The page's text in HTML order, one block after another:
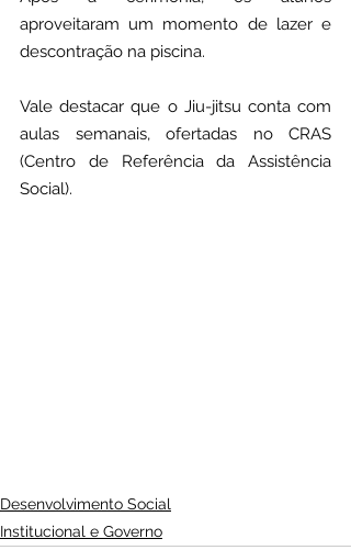
aproveitaram um momento de lazer e
descontração na piscina.
Vale destacar que o Jiu-jitsu conta com
aulas semanais, ofertadas no CRAS
(Centro de Referência da Assistência
Social).
Desenvolvimento Social
Institucional e Governo